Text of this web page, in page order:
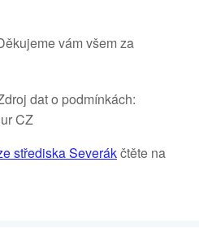
vám všem za
dat o podmínkách:
CZ
střediska Severákčtěte na